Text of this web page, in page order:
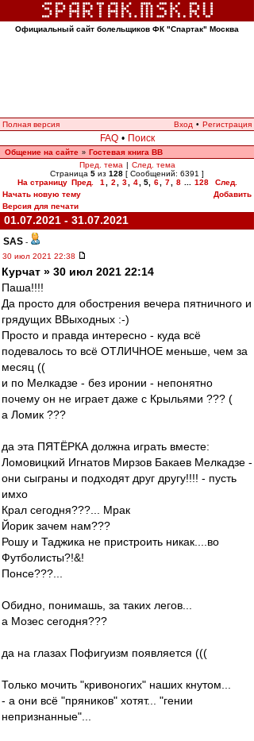
Официальный сайт болельщиков ФК "Спартак" Москва
Полная версия Вход • Регистрация
FAQ • Поиск
Общение на сайте » Гостевая книга ВВ
Пред. тема | След. тема
Страница 5 из 128 [ Сообщений: 6391 ]
На страницу Пред. 1 2 3 4 5, 6 7 8 128
След.
Начать новую тему
Добавить
Версия для печати
01.07.2021 - 31.07.2021
SAS -
30 июл 2021 22:38
Курчат » 30 июл 2021 22:14
Паша!!!!
Да просто для обострения вечера пятничного и
грядущих ВВыходных :-)
Просто и правда интересно - куда всё
подевалось то всё ОТЛИЧНОЕ меньше, чем за
месяц ((
и по Мелкадзе - без иронии - непонятно
почему он не играет даже с Крыльями ??? (
а Ломик ???
да эта ПЯТЁРКА должна играть вместе:
Ломовицкий Игнатов Мирзов Бакаев Мелкадзе -
они сыграны и подходят друг другу!!!! - пусть
имхо
Крал сегодня???... Мрак
Йорик зачем нам???
Рошу и Таджика не пристроить никак....во
Футболисты?!&!
Понсе???...
Обидно, понимашь, за таких легов...
а Мозес сегодня???
да на глазах Пофигуизм появляется (((
Только мочить "кривоногих" наших кнутом...
- а они всё "пряников" хотят... "гении
непризнанные"...